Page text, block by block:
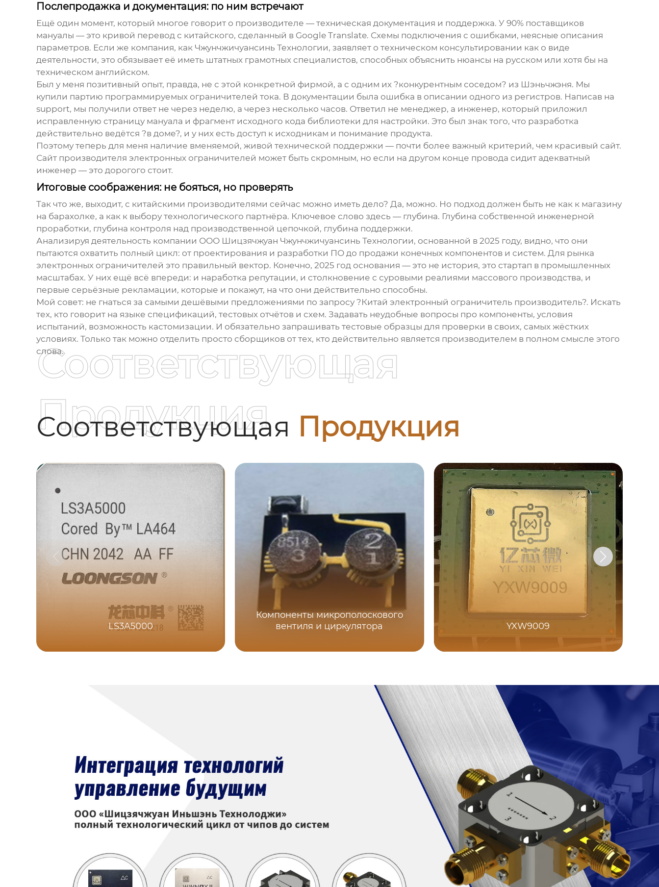
Послепродажка и документация: по ним встречают
Ещё один момент, который многое говорит о производителе — техническая документация и поддержка. У 90% поставщиков
мануалы — это кривой перевод с китайского, сделанный в Google Translate. Схемы подключения с ошибками, неясные описания
параметров. Если же компания, как Чжунчжичуансинь Технологии, заявляет о техническом консультировании как о виде
деятельности, это обязывает её иметь штатных грамотных специалистов, способных объяснить нюансы на русском или хотя бы на
техническом английском.
Был у меня позитивный опыт, правда, не с этой конкретной фирмой, а с одним их ?конкурентным соседом? из Шэньчжэня. Мы
купили партию программируемых ограничителей тока. В документации была ошибка в описании одного из регистров. Написав на
support, мы получили ответ не через неделю, а через несколько часов. Ответил не менеджер, а инженер, который приложил
исправленную страницу мануала и фрагмент исходного кода библиотеки для настройки. Это был знак того, что разработка
действительно ведётся ?в доме?, и у них есть доступ к исходникам и понимание продукта.
Поэтому теперь для меня наличие вменяемой, живой технической поддержки — почти более важный критерий, чем красивый сайт.
Сайт производителя электронных ограничителей может быть скромным, но если на другом конце провода сидит адекватный
инженер — это дорогого стоит.
Итоговые соображения: не бояться, но проверять
Так что же, выходит, с китайскими производителями сейчас можно иметь дело? Да, можно. Но подход должен быть не как к магазину
на барахолке, а как к выбору технологического партнёра. Ключевое слово здесь — глубина. Глубина собственной инженерной
проработки, глубина контроля над производственной цепочкой, глубина поддержки.
Анализируя деятельность компании ООО Шицзячжуан Чжунчжичуансинь Технологии, основанной в 2025 году, видно, что они
пытаются охватить полный цикл: от проектирования и разработки ПО до продажи конечных компонентов и систем. Для рынка
электронных ограничителей это правильный вектор. Конечно, 2025 год основания — это не история, это стартап в промышленных
масштабах. У них ещё всё впереди: и наработка репутации, и столкновение с суровыми реалиями массового производства, и
первые серьёзные рекламации, которые и покажут, на что они действительно способны.
Мой совет: не гнаться за самыми дешёвыми предложениями по запросу ?Китай электронный ограничитель производитель?. Искать
тех, кто говорит на языке спецификаций, тестовых отчётов и схем. Задавать неудобные вопросы про компоненты, условия
испытаний, возможность кастомизации. И обязательно запрашивать тестовые образцы для проверки в своих, самых жёстких
условиях. Только так можно отделить просто сборщиков от тех, кто действительно является производителем в полном смысле этого
слова.
Соответствующая Продукция
Соответствующая
Продукция
LS3A5000
Компоненты микрополоскового
вентиля и циркулятора
YXW9009